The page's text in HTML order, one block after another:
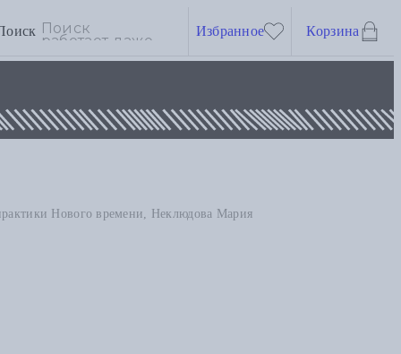
Избранное Корзина
Нового времени, Неклюдова Мария